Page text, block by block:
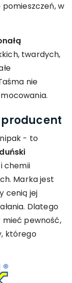
w
twardych,
nie
producent
- to
duński
chemii
Marka jest
cenią jej
Dlatego
pewność,
którego